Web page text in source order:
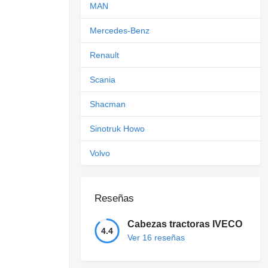
MAN
Mercedes-Benz
Renault
Scania
Shacman
Sinotruk Howo
Volvo
Reseñas
4.4
Cabezas tractoras IVECO
Ver 16 reseñas